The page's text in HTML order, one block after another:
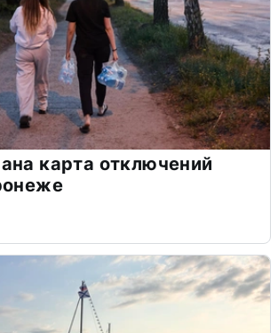
карта отключений